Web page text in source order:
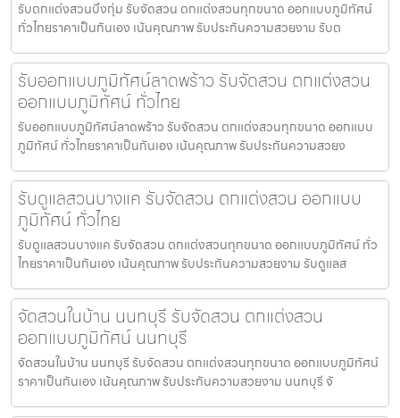
รับตกแต่งสวนบึงกุ่ม รับจัดสวน ตกแต่งสวนทุกขนาด ออกแบบภูมิทัศน์
ทั่วไทยราคาเป็นกันเอง เน้นคุณภาพ รับประกันความสวยงาม รับต
รับออกแบบภูมิทัศน์ลาดพร้าว รับจัดสวน ตกแต่งสวน
ออกแบบภูมิทัศน์ ทั่วไทย
รับออกแบบภูมิทัศน์ลาดพร้าว รับจัดสวน ตกแต่งสวนทุกขนาด ออกแบบ
ภูมิทัศน์ ทั่วไทยราคาเป็นกันเอง เน้นคุณภาพ รับประกันความสวยง
รับดูแลสวนบางแค รับจัดสวน ตกแต่งสวน ออกแบบ
ภูมิทัศน์ ทั่วไทย
รับดูแลสวนบางแค รับจัดสวน ตกแต่งสวนทุกขนาด ออกแบบภูมิทัศน์ ทั่ว
ไทยราคาเป็นกันเอง เน้นคุณภาพ รับประกันความสวยงาม รับดูแลส
จัดสวนในบ้าน นนทบุรี รับจัดสวน ตกแต่งสวน
ออกแบบภูมิทัศน์ นนทบุรี
จัดสวนในบ้าน นนทบุรี รับจัดสวน ตกแต่งสวนทุกขนาด ออกแบบภูมิทัศน์
ราคาเป็นกันเอง เน้นคุณภาพ รับประกันความสวยงาม นนทบุรี จั